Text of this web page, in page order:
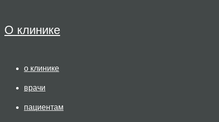
О клинике
о клинике
врачи
пациентам